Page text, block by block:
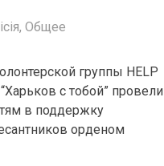
, Общее
группы HELP
с тобой” провели
в поддержку
орденом